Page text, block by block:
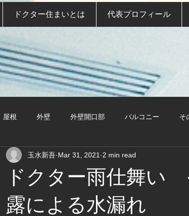
ドクター住まいとは 代表プロフィール
屋根 外壁 外壁開口部 バルコニー そ
ドクター雨仕舞
露による水漏れ
玉水新吾 Mar 31, 2021 2 min read